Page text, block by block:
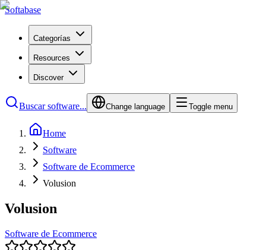
Softabase
Categorías
Resources
Discover
Buscar software... Change language Toggle menu
Home
Software
Software de Ecommerce
Volusion
Volusion
Software de Ecommerce